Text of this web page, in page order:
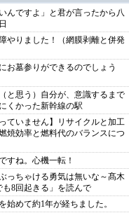
んですよ」と君が言ったから八
やりました！（網膜剥離と併発
お墓参りができるのでしょう
と思う）自分が、意識するまで
くかった新幹線の駅
ていません】リサイクルと加工
焼効率と燃料代のバランスにつ
すね。心機一転！
っちゃける勇気は無いな～髙木
8回起きる」を読んで
始めて約1年が経ちました。